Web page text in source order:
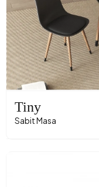
Tiny
Sabit Masa